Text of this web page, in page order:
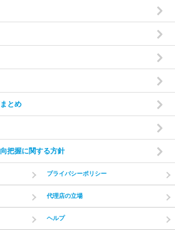
とめ
把握に関する方針
プライバシーポリシー
代理店の立場
ヘルプ